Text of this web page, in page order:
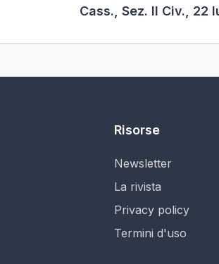
Cass., Sez. II Civ., 22
Risorse
Newsletter
La rivista
Privacy policy
Termini d'uso